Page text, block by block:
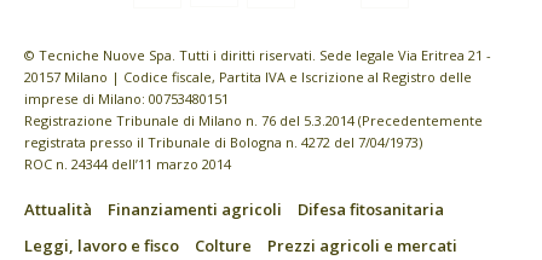
© Tecniche Nuove Spa. Tutti i diritti riservati. Sede legale Via Eritrea 21 -
20157 Milano | Codice fiscale, Partita IVA e Iscrizione al Registro delle
imprese di Milano: 00753480151
Registrazione Tribunale di Milano n. 76 del 5.3.2014 (Precedentemente
registrata presso il Tribunale di Bologna n. 4272 del 7/04/1973)
ROC n. 24344 dell’11 marzo 2014
Attualità Finanziamenti agricoli
Difesa fitosanitaria
Leggi, lavoro e fisco
Colture
Prezzi agricoli e mercati